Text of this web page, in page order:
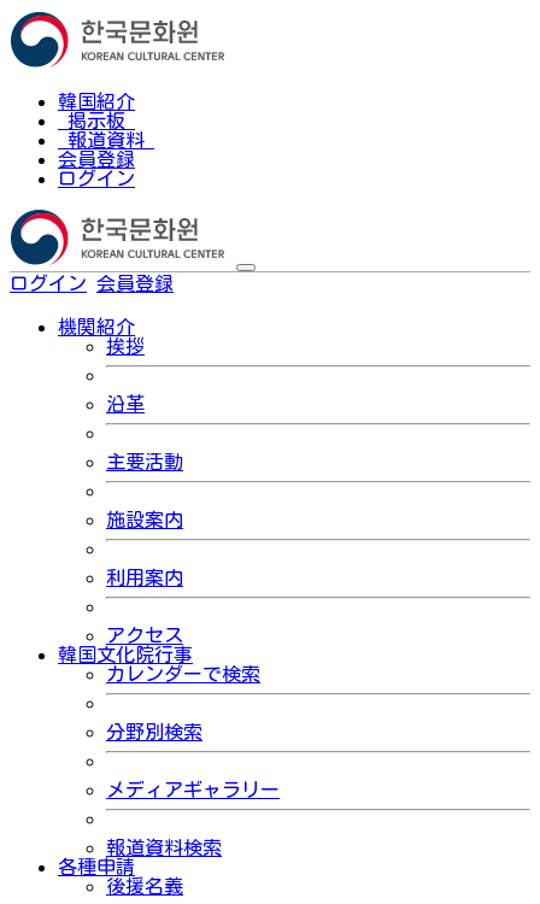
韓国紹介
掲示板
報道資料
会員登録
ログイン
ログイン 会員登録
機関紹介
挨拶
沿革
主要活動
施設案内
利用案内
アクセス
韓国文化院行事
カレンダーで検索
分野別検索
メディアギャラリー
報道資料検索
各種申請
後援名義